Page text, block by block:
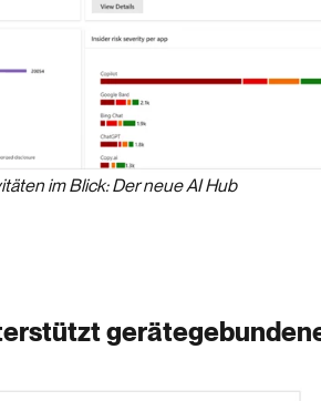
im Blick: Der neue AI Hub